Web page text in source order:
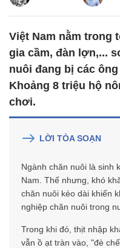
Việt Nam nằm trong
gia cầm, đàn lợn,...
nuôi đang bị các
Khoảng 8 triệu hộ
chơi.
LỜI TÒA SOẠN
Ngành chăn nuôi là sinh
Nam. Thế nhưng, khó
chăn nuôi kéo dài khiến
nghiệp chăn nuôi trong
Trong khi đó, thịt nhập
vẫn ồ ạt tràn vào, "đè